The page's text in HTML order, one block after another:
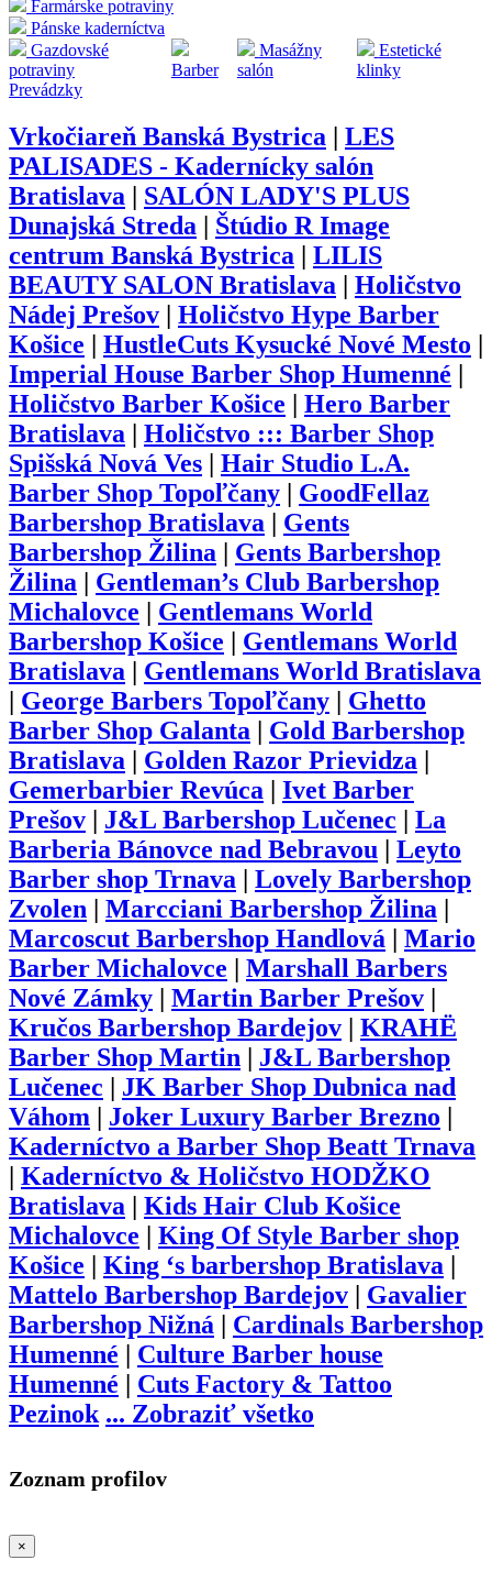
Farmárske potraviny
Pánske kaderníctva
Gazdovské
potraviny
Barber
Masážny
salón
Estetické
klinky
Prevádzky
Vrkočiareň Banská Bystrica
LES
PALISADES - Kadernícky salón
Bratislava
SALÓN LADY'S PLUS
Dunajská Streda
Štúdio R Image
centrum Banská Bystrica
LILIS
BEAUTY SALON Bratislava
Holičstvo
Nádej Prešov
Holičstvo Hype Barber
Košice
HustleCuts Kysucké Nové Mesto
Imperial House Barber Shop Humenné
Holičstvo Barber Košice
Hero Barber
Bratislava
Holičstvo ::: Barber Shop
Spišská Nová Ves
Hair Studio L.A.
Barber Shop Topoľčany
GoodFellaz
Barbershop Bratislava
Gents
Barbershop Žilina
Gents Barbershop
Žilina
Gentleman’s Club Barbershop
Michalovce
Gentlemans World
Barbershop Košice
Gentlemans World
Bratislava
Gentlemans World Bratislava
George Barbers Topoľčany
Ghetto
Barber Shop Galanta
Gold Barbershop
Bratislava
Golden Razor Prievidza
Gemerbarbier Revúca
Ivet Barber
Prešov
J&L Barbershop Lučenec
La
Barberia Bánovce nad Bebravou
Leyto
Barber shop Trnava
Lovely Barbershop
Zvolen
Marcciani Barbershop Žilina
Marcoscut Barbershop Handlová
Mario
Barber Michalovce
Marshall Barbers
Nové Zámky
Martin Barber Prešov
Kručos Barbershop Bardejov
KRAHË
Barber Shop Martin
J&L Barbershop
Lučenec
JK Barber Shop Dubnica nad
Váhom
Joker Luxury Barber Brezno
Kaderníctvo a Barber Shop Beatt Trnava
Kaderníctvo & Holičstvo HODŽKO
Bratislava
Kids Hair Club Košice
Michalovce
King Of Style Barber shop
Košice
King ‘s barbershop Bratislava
Mattelo Barbershop Bardejov
Gavalier
Barbershop Nižná
Cardinals Barbershop
Humenné
Culture Barber house
Humenné
Cuts Factory & Tattoo
Pezinok ... Zobraziť všetko
Zoznam profilov
×